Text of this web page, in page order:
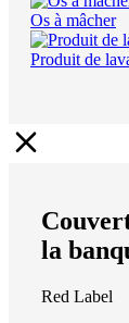
Os à mâcher
Produit de
la
Red Label